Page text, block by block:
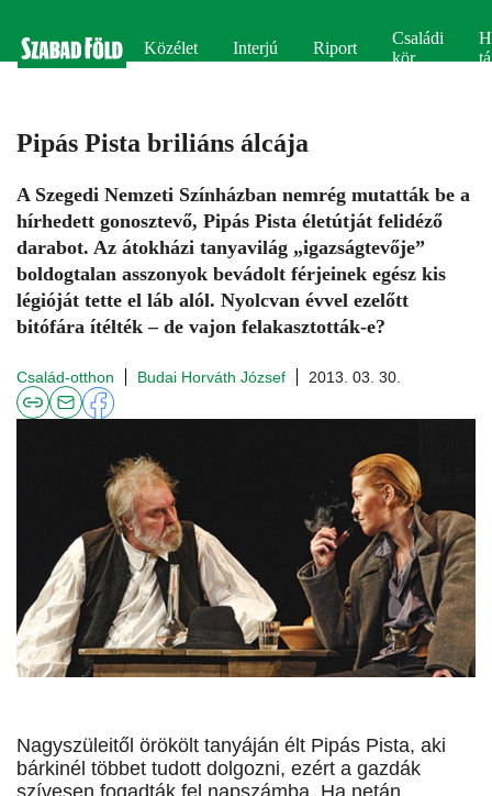
Közélet Interjú Riport
Családi
kör
Pipás Pista briliáns álcája
A Szegedi Nemzeti Színházban nemrég mutatták be a
hírhedett gonosztevő, Pipás Pista életútját felidéző
darabot. Az átokházi tanyavilág „igazságtevője”
boldogtalan asszonyok bevádolt férjeinek egész kis
légióját tette el láb alól. Nyolcvan évvel ezelőtt
bitófára ítélték – de vajon felakasztották-e?
Család-otthon Budai Horváth József 2013. 03. 30.
Nagyszüleitől örökölt tanyáján élt Pipás Pista, aki
bárkinél többet tudott dolgozni, ezért a gazdák